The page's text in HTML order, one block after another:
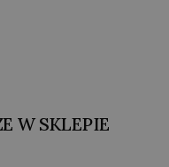
W SKLEPIE